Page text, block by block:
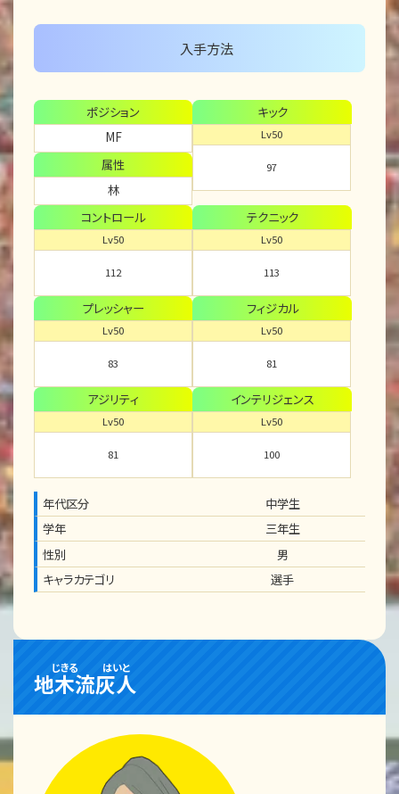
入手方法
ポジション
MF
属性
林
キック
Lv50
97
コントロール
Lv50
112
テクニック
Lv50
113
プレッシャー
Lv50
83
フィジカル
Lv50
81
アジリティ
Lv50
81
インテリジェンス
Lv50
100
年代区分
中学生
学年
三年生
性別
男
キャラカテゴリ
選手
地木流
じきる
灰人
はいと